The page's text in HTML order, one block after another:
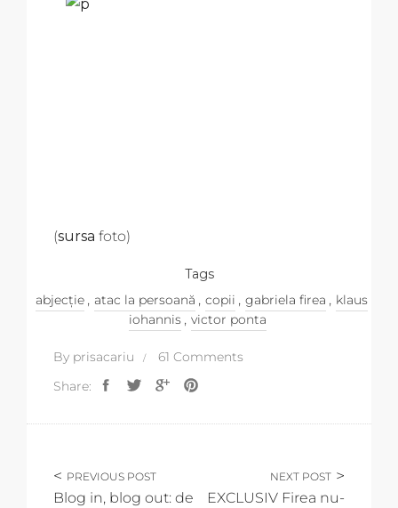
(sursa foto)
Tags
abjecție , atac la persoană , copii , gabriela firea , klaus
iohannis , victor ponta
By prisacariu
61 Comments
Share:
PREVIOUS POST
Blog in, blog out: de
NEXT POST
EXCLUSIV Firea nu-